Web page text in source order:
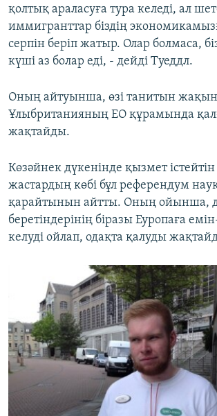
қолтық араласуға тура келеді, ал
иммигранттар біздің
серпін беріп жатыр. Олар болмаса,
күші аз болар еді, - дейді Туеддл.
Оның айтуынша, өзі танитын
Ұлыбританияның ЕО құрамында
жақтайды.
Көзәйнек дүкенінде қызмет
жастардың көбі бұл референдум
қарайтынын айтты. Оның ойынша,
беретіндерінің біразы Еуропаға
келуді ойлап, одақта қалуды